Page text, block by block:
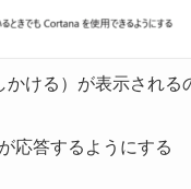
ける）が表示される
応答するようにする